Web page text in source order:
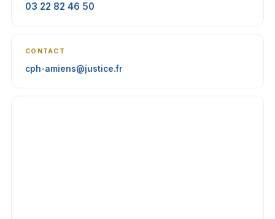
03 22 82 46 50
CONTACT
cph-amiens@justice.fr